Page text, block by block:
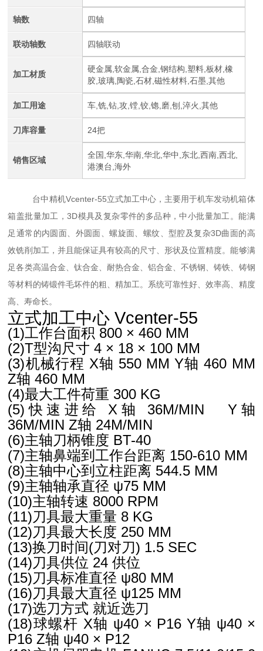
轴数 四轴
联动轴数 四轴联动
加工材质
硬金属,软金属,合金,钢结构,塑料,板材,橡
胶,玻璃,陶瓷,石材,磁性材料,石墨,其他
加工用途 车,铣,钻,攻,镗,铰,锪,磨,刨,淬火,其他
刀库容量 24把
销售区域
全国,华东,华南,华北,华中,东北,西南,西北,
港澳台,海外
台中精机Vcenter-55立式加工中心，主要用于机车发动机箱体
箱盖批量加工，3D模具及复杂零件的多品种，中小批量加工。能满
足通常的内圆面、外圆面、螺旋面、螺纹、型腔及复杂3D曲面的高
效铣削加工，并且能保证具有较高的尺寸、形状及位置精度。能够满
足各类高温合金、钛合金、耐热合金、铝合金、不锈钢、铸铁、铸钢
等材料的铸锻件毛坏件的粗、精加工。系统可靠性好、效率高、精度
高、寿命长。
立式加工中心 Vcenter-55
(1)工作台面积 800 × 460 MM
(2)T型沟尺寸 4 × 18 × 100 MM
(3)机械行程 X轴 550 MMY轴 460 MM
Z轴 460 MM
(4)最大工件荷重 300 KG
(5)快速进给 X轴 36M/MIN
Y轴
36M/MINZ轴 24M/MIN
(6)主轴刀柄锥度 BT-40
(7)主轴鼻端到工作台距离 150-610 MM
(8)主轴中心到立柱距离 544.5 MM
(9)主轴轴承直径 ψ75 MM
(10)主轴转速 8000 RPM
(11)刀具最大重量 8 KG
(12)刀具最大长度 250 MM
(13)换刀时间(刀对刀) 1.5 SEC
(14)刀具供位 24 供位
(15)刀具标准直径 ψ80 MM
(16)刀具最大直径 ψ125 MM
(17)选刀方式 就近选刀
(18)球螺杆 X轴 ψ40 × P16 Y轴 ψ40 ×
P16Z轴 ψ40 × P12